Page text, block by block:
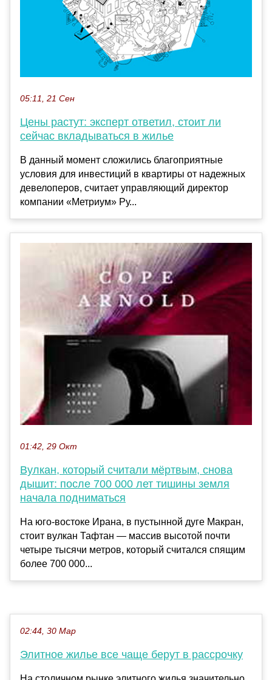
05:11, 21 Сен
Цены растут: эксперт ответил, стоит ли
сейчас вкладываться в жилье
В данный момент сложились благоприятные
условия для инвестиций в квартиры от надежных
девелоперов, считает управляющий директор
компании «Метриум» Ру...
01:42, 29 Окт
Вулкан, который считали мёртвым, снова
дышит: после 700 000 лет тишины земля
начала подниматься
На юго-востоке Ирана, в пустынной дуге Макран,
стоит вулкан Тафтан — массив высотой почти
четыре тысячи метров, который считался спящим
более 700 000...
02:44, 30 Мар
Элитное жилье все чаще берут в рассрочку